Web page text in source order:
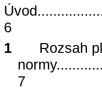
Úvod
6
1
Rozsah
normy
7